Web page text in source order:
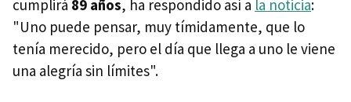
cumplirá 89 años, ha respondido así a la noticia:
"Uno puede pensar, muy tímidamente, que lo
tenía merecido, pero el día que llega a uno le viene
una alegría sin límites".